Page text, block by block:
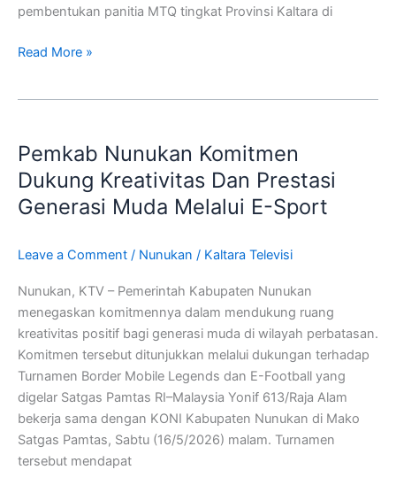
pembentukan panitia MTQ tingkat Provinsi Kaltara di
Read More »
Pemkab Nunukan Komitmen
Dukung Kreativitas Dan Prestasi
Generasi Muda Melalui E-Sport
Leave a Comment / Nunukan / Kaltara Televisi
Nunukan, KTV – Pemerintah Kabupaten Nunukan
menegaskan komitmennya dalam mendukung ruang
kreativitas positif bagi generasi muda di wilayah perbatasan.
Komitmen tersebut ditunjukkan melalui dukungan terhadap
Turnamen Border Mobile Legends dan E-Football yang
digelar Satgas Pamtas RI–Malaysia Yonif 613/Raja Alam
bekerja sama dengan KONI Kabupaten Nunukan di Mako
Satgas Pamtas, Sabtu (16/5/2026) malam. Turnamen
tersebut mendapat
Komitmen
Dukung
Kreativitas
Dan
Generasi
Melalui
E-
Sport